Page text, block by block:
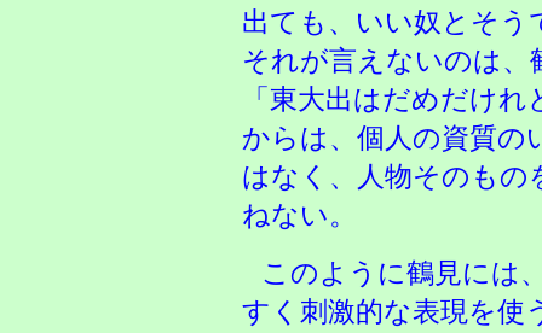
出ても、いい奴とそ
それが言えないのは、
「東大出はだめだけ
からは、個人の資質の
はなく、人物そのもの
ねない。
このように鶴見には
すく刺激的な表現を使